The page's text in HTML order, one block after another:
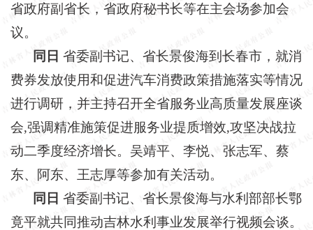
省政府副省长，省政府秘书长等在主会场参加会
议。
同日 省委副书记、省长景俊海到长春市，就消
费券发放使用和促进汽车消费政策措施落实等情况
进行调研，并主持召开全省服务业高质量发展座谈
会,强调精准施策促进服务业提质增效,攻坚决战拉
动二季度经济增长。吴靖平、李悦、张志军、蔡
东、阿东、王志厚等参加有关活动。
同日 省委副书记、省长景俊海与水利部部长鄂
竟平就共同推动吉林水利事业发展举行视频会谈。